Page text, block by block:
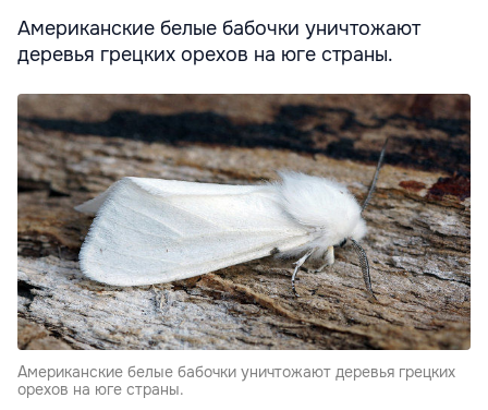
Американские белые бабочки уничтожают
деревья грецких орехов на юге страны.
Американские белые бабочки уничтожают деревья грецких
орехов на юге страны.